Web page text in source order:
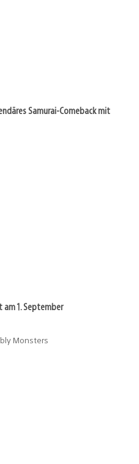
Samurai-Comeback mit
am 1. September
Monsters